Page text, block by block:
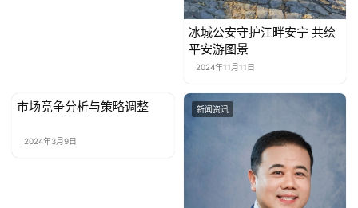
冰城公安守护江畔安宁 共绘
平安游图景
2024年11月11日
新闻资讯
市场竞争分析与策略调整
2024年3月9日
新闻资讯